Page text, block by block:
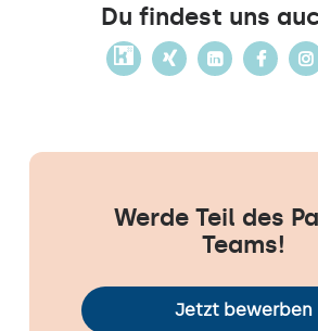
Du findest uns
Werde Teil des
Teams!
Jetzt bewerben